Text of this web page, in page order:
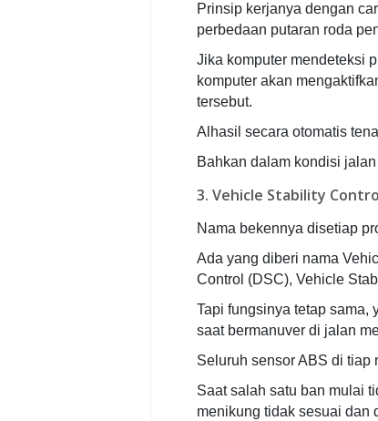
Prinsip kerjanya dengan
perbedaan putaran roda
Jika komputer mendeteksi
komputer akan
tersebut.
Alhasil secara otomatis
Bahkan dalam kondisi
3. Vehicle Stability
Nama bekennya disetiap
Ada yang diberi nama
Control (DSC), Vehicle
Tapi fungsinya tetap sama,
saat bermanuver di jalan
Seluruh sensor ABS di tiap
Saat salah satu ban mulai
menikung tidak sesuai dan